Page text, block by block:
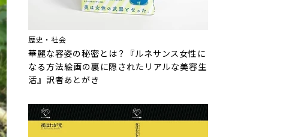
歴史・社会
華麗な容姿の秘密とは？『ルネサンス女性に
なる方法――絵画の裏に隠されたリアルな美容生
活』訳者あとがき